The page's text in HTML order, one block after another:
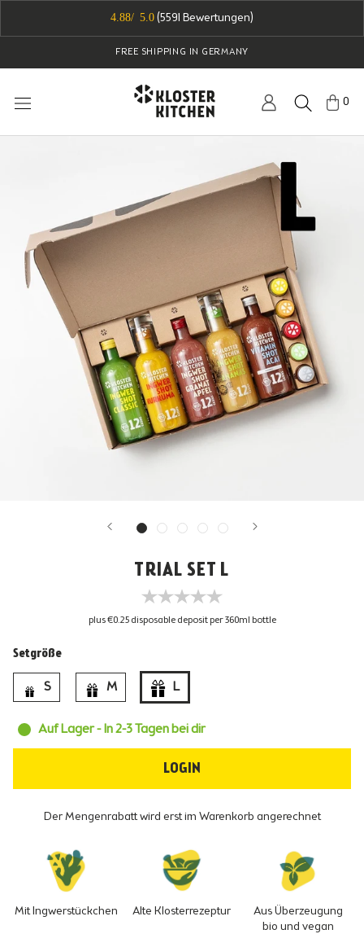
4.88/ 5.0 (5591 Bewertungen)
FREE SHIPPING IN GERMANY
0
TRIAL SET L
plus €0.25 disposable deposit per 360ml bottle
Setgröße
S M L
Auf Lager - In 2-3 Tagen bei dir
LOGIN
Der Mengenrabatt wird erst im Warenkorb angerechnet
Mit Ingwerstückchen Alte Klosterrezeptur
Aus Überzeugung
bio und vegan